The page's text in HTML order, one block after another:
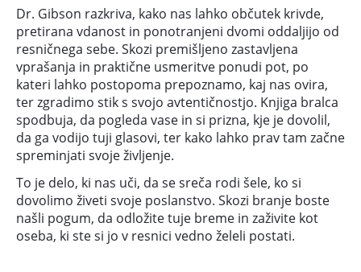
Dr. Gibson razkriva, kako nas lahko občutek krivde,
pretirana vdanost in ponotranjeni dvomi oddaljijo od
resničnega sebe. Skozi premišljeno zastavljena
vprašanja in praktične usmeritve ponudi pot, po
kateri lahko postopoma prepoznamo, kaj nas ovira,
ter zgradimo stik s svojo avtentičnostjo. Knjiga bralca
spodbuja, da pogleda vase in si prizna, kje je dovolil,
da ga vodijo tuji glasovi, ter kako lahko prav tam začne
spreminjati svoje življenje.
To je delo, ki nas uči, da se sreča rodi šele, ko si
dovolimo živeti svoje poslanstvo. Skozi branje boste
našli pogum, da odložite tuje breme in zaživite kot
oseba, ki ste si jo v resnici vedno želeli postati.